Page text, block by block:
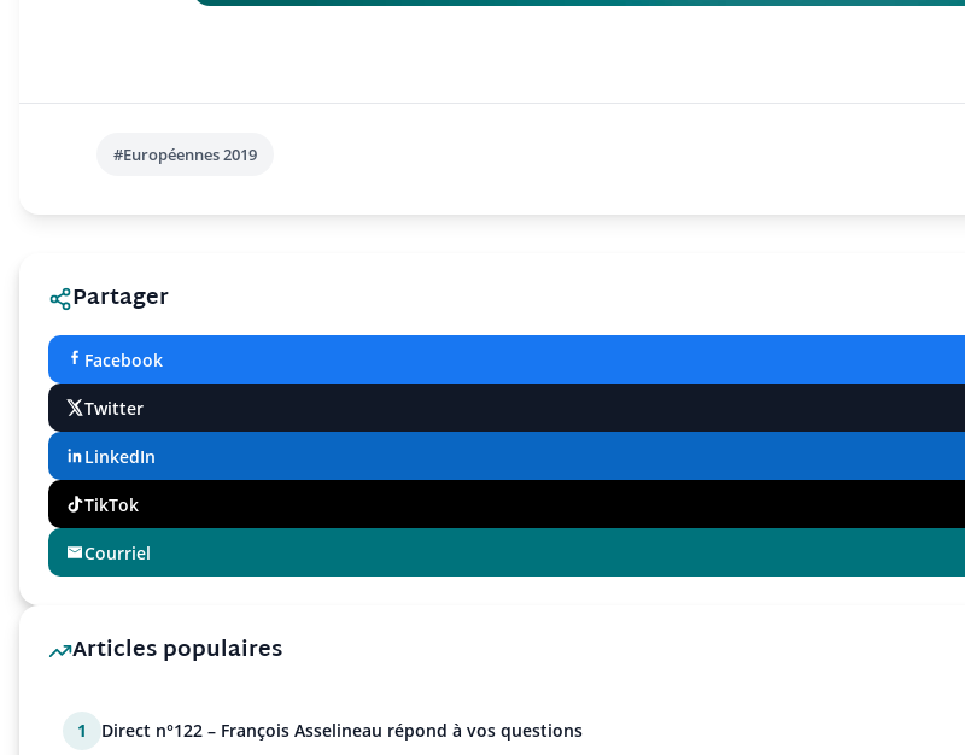
#Européennes 2019
Partager
Facebook
Twitter
LinkedIn
TikTok
Courriel
Articles populaires
1 Direct n°122 – François Asselineau répond à vos questions